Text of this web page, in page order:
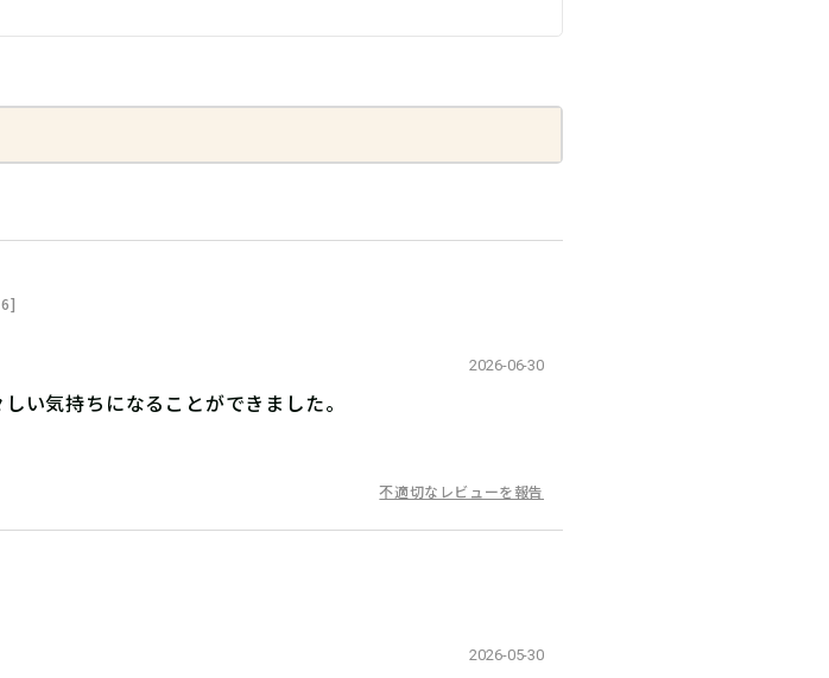
2026-06-30
い気持ちになることができました。
不適切なレビューを報告
2026-05-30